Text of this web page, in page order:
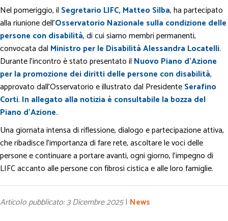
Nel pomeriggio, il Segretario LIFC, Matteo Silba, ha partecipato
alla riunione dell’Osservatorio Nazionale sulla condizione delle
persone con disabilità, di cui siamo membri permanenti,
convocata dal Ministro per le Disabilità Alessandra Locatelli.
Durante l’incontro è stato presentato il Nuovo Piano d’Azione
per la promozione dei diritti delle persone con disabilità,
approvato dall’Osservatorio e illustrato dal PresidenteSerafino
Corti. In allegato alla notizia è consultabile la bozza del
Piano d’Azione.
Una giornata intensa di riflessione, dialogo e partecipazione attiva,
che ribadisce l’importanza di fare rete, ascoltare le voci delle
persone e continuare a portare avanti, ogni giorno, l’impegno di
LIFC accanto alle persone con fibrosi cistica e alle loro famiglie.
Articolo pubblicato: 3 Dicembre 2025| News